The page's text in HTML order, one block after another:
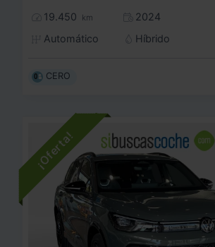
19.450 km
2024
Automático
Híbrido
CERO